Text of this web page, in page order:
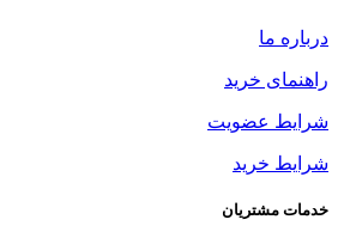
درباره ما
راهنمای خرید
شرایط عضویت
شرایط خرید
خدمات مشتریان